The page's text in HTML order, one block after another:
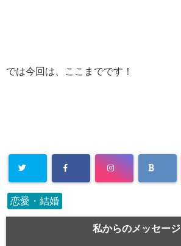
では今回は、ここまでです！
恋愛・結婚
私からのメッセージ